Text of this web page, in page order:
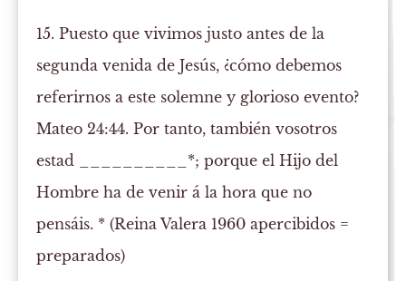
15. Puesto que vivimos justo antes de la
segunda venida de Jesús, ¿cómo debemos
referirnos a este solemne y glorioso evento?
Mateo 24:44. Por tanto, también vosotros
estad __________*; porque el Hijo del
Hombre ha de venir á la hora que no
pensáis. * (Reina Valera 1960 apercibidos =
preparados)